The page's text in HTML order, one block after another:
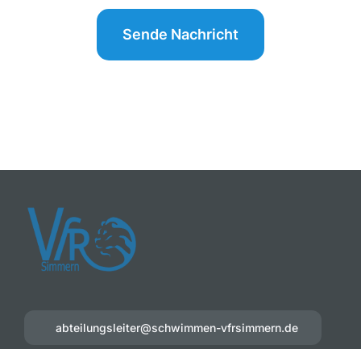
Sende Nachricht
abteilungsleiter@schwimmen-vfrsimmern.de